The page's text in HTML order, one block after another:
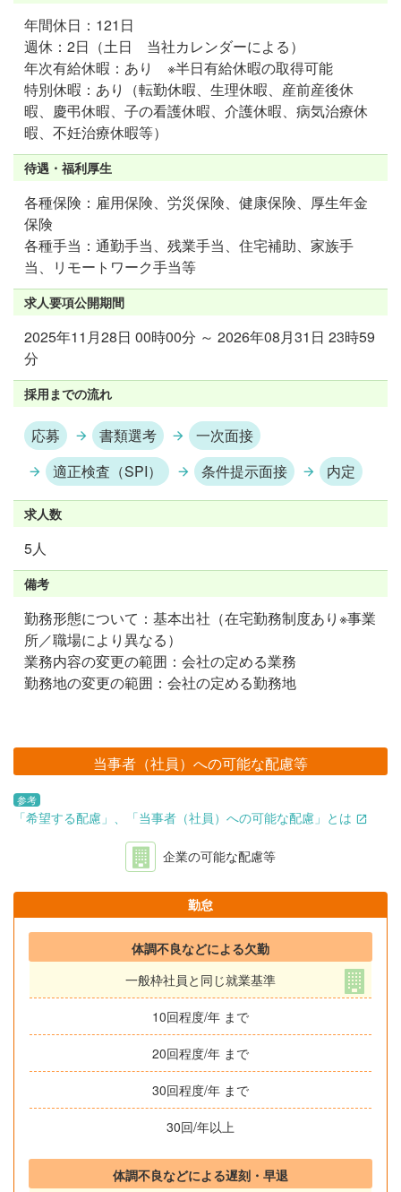
年間休日：121日
週休：2日（土日 当社カレンダーによる）
年次有給休暇：あり ※半日有給休暇の取得可能
特別休暇：あり（転勤休暇、生理休暇、産前産後休
暇、慶弔休暇、子の看護休暇、介護休暇、病気治療休
暇、不妊治療休暇等）
待遇・福利厚生
各種保険：雇用保険、労災保険、健康保険、厚生年金
保険
各種手当：通勤手当、残業手当、住宅補助、家族手
当、リモートワーク手当等
求人要項公開期間
2025年11月28日 00時00分 ～ 2026年08月31日 23時59
分
採用までの流れ
応募 書類選考
一次面接
適正検査（SPI）
条件提示面接 内定
求人数
5人
備考
勤務形態について：基本出社（在宅勤務制度あり※事業
所／職場により異なる）
業務内容の変更の範囲：会社の定める業務
勤務地の変更の範囲：会社の定める勤務地
当事者（社員）への可能な配慮等
参考
「希望する配慮」、「当事者（社員）への可能な配慮」とは
企業の可能な配慮等
勤怠
体調不良などによる欠勤
一般枠社員と同じ就業基準
10回程度/年 まで
20回程度/年 まで
30回程度/年 まで
30回/年以上
体調不良などによる遅刻・早退